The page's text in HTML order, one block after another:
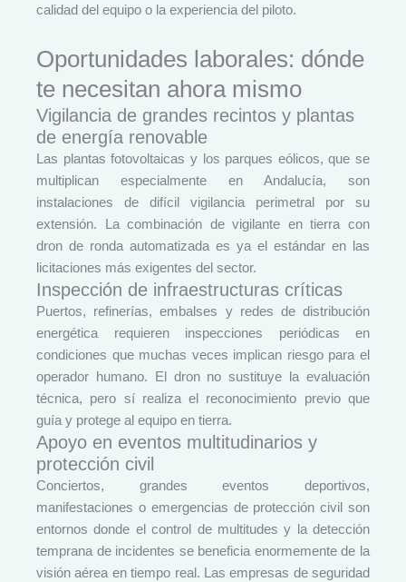
calidad del equipo o la experiencia del piloto.
Oportunidades laborales: dónde
te necesitan ahora mismo
Vigilancia de grandes recintos y plantas
de energía renovable
Las plantas fotovoltaicas y los parques eólicos, que se
multiplican especialmente en Andalucía, son
instalaciones de difícil vigilancia perimetral por su
extensión. La combinación de vigilante en tierra con
dron de ronda automatizada es ya el estándar en las
licitaciones más exigentes del sector.
Inspección de infraestructuras críticas
Puertos, refinerías, embalses y redes de distribución
energética requieren inspecciones periódicas en
condiciones que muchas veces implican riesgo para el
operador humano. El dron no sustituye la evaluación
técnica, pero sí realiza el reconocimiento previo que
guía y protege al equipo en tierra.
Apoyo en eventos multitudinarios y
protección civil
Conciertos, grandes eventos deportivos,
manifestaciones o emergencias de protección civil son
entornos donde el control de multitudes y la detección
temprana de incidentes se beneficia enormemente de la
visión aérea en tiempo real. Las empresas de seguridad